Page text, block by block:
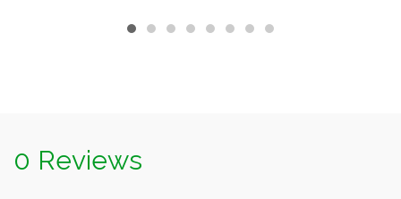
$2.190.
0 Reviews